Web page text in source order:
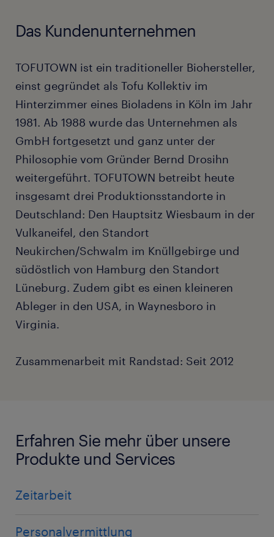
Das Kundenunternehmen
TOFUTOWN ist ein traditioneller Biohersteller,
einst gegründet als Tofu Kollektiv im
Hinterzimmer eines Bioladens in Köln im Jahr
1981. Ab 1988 wurde das Unternehmen als
GmbH fortgesetzt und ganz unter der
Philosophie vom Gründer Bernd Drosihn
weitergeführt. TOFUTOWN betreibt heute
insgesamt drei Produktionsstandorte in
Deutschland: Den Hauptsitz Wiesbaum in der
Vulkaneifel, den Standort
Neukirchen/Schwalm im Knüllgebirge und
südöstlich von Hamburg den Standort
Lüneburg. Zudem gibt es einen kleineren
Ableger in den USA, in Waynesboro in
Virginia.
Zusammenarbeit mit Randstad: Seit 2012
Erfahren Sie mehr über unsere
Produkte und Services
Zeitarbeit
Personalvermittlung